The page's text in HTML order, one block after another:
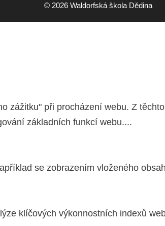
© 2026 Waldorfská škola Dědina
zážitku" při procházení webu. Z
základních funkcí webu....
se zobrazením vloženého
klíčových výkonnostních indexů